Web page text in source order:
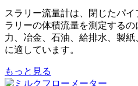
スラリー流量計は、閉じたパ
ラリーの体積流量を測定する
力、冶金、石油、給排水、製
に適しています。
もっと見る